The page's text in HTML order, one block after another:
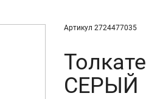
Артикул 2724477035
СЕРЫЙ